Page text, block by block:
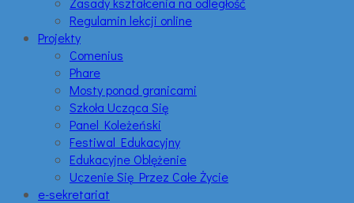
Regulamin lekcji online
Projekty
Comenius
Phare
Mosty ponad granicami
Szkoła Ucząca Się
Panel Koleżeński
Festiwal Edukacyjny
Edukacyjne Oblężenie
Uczenie Się Przez Całe Życie
e-sekretariat